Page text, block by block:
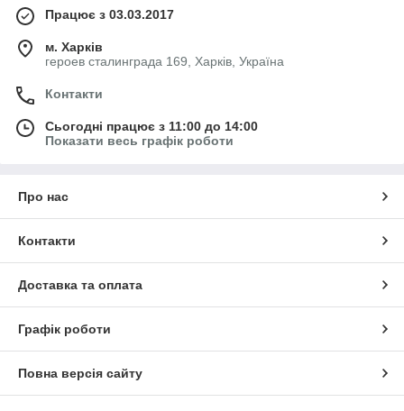
Працює з 03.03.2017
м. Харків
героев сталинграда 169, Харків, Україна
Контакти
Сьогодні працює з 11:00 до 14:00
Показати весь графік роботи
Про нас
Контакти
Доставка та оплата
Графік роботи
Повна версія сайту